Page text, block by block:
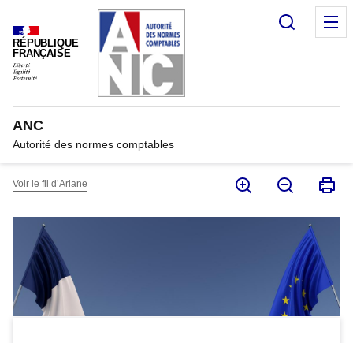
Panneau de gestion des cookies
RÉPUBLIQUE
FRANÇAISE
ANC
Autorité des normes comptables
Voir le fil d’Ariane